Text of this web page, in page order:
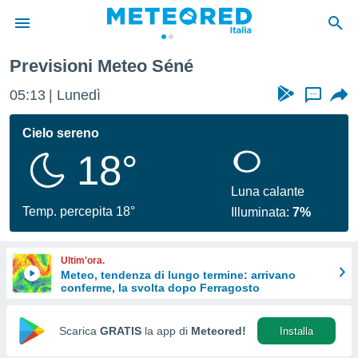
di
per
le
di
Web
Previsioni Meteo Séné
05:13 Lunedì ...
Cielo sereno
18°
Temp. percepita 18°
Luna calante
Illuminata:7%
Ultim'ora.
Meteo, tendenza di lungo termine: arrivano
conferme, la svolta dopo Ferragosto
Scarica GRATIS la app di Meteored! Installa